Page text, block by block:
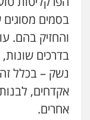
בסמים מסוגים
והחזיק בהם.
בדרכים שונות,
נשק – בכלל זה
אקדחים,
אחרים.